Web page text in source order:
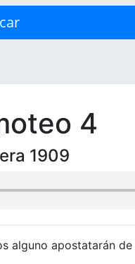
4
1909
alguno apostatarán